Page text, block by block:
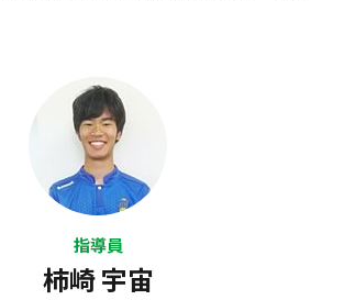
指導員
柿崎 宇宙